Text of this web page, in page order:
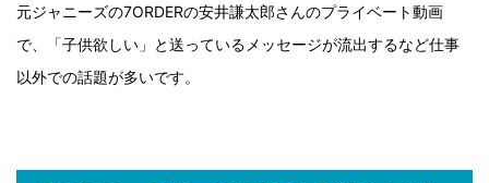
元ジャニーズの7ORDERの安井謙太郎さんのプライベート動画
で、「子供欲しい」と送っているメッセージが流出するなど仕事
以外での話題が多いです。